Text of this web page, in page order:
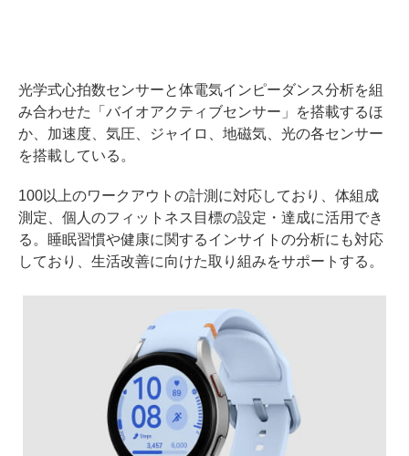
光学式心拍数センサーと体電気インピーダンス分析を組
み合わせた「バイオアクティブセンサー」を搭載するほ
か、加速度、気圧、ジャイロ、地磁気、光の各センサー
を搭載している。
100以上のワークアウトの計測に対応しており、体組成
測定、個人のフィットネス目標の設定・達成に活用でき
る。睡眠習慣や健康に関するインサイトの分析にも対応
しており、生活改善に向けた取り組みをサポートする。